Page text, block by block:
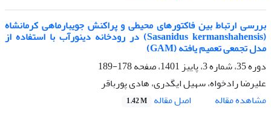
بررسی ارتباط بین فاکتورهای محیطی و پراکنش جویبارماهی کرمانشاه
(Sasanidus kermanshahensis) در رودخانه دینورآب با استفاده از
مدل تجمعی تعمیم یافته (GAM)
دوره 35، شماره 3، پاییز 1401، صفحه
178-189
علیرضا رادخواه، سهیل ایگدری، هادی پورباقر
مشاهده مقاله
اصل مقاله 1.42 M